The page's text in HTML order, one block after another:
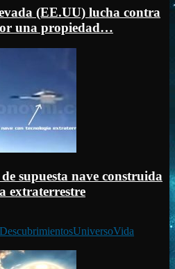
(EE.UU) lucha contra
una propiedad…
supuesta nave construida
extraterrestre
DescubrimientosUniversoVida